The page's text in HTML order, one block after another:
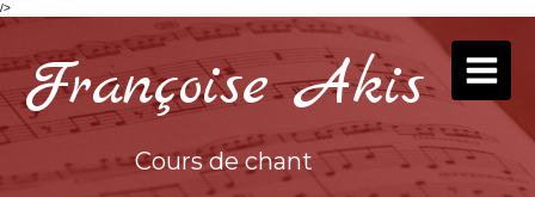
/>
Françoise Akis
Cours de chant